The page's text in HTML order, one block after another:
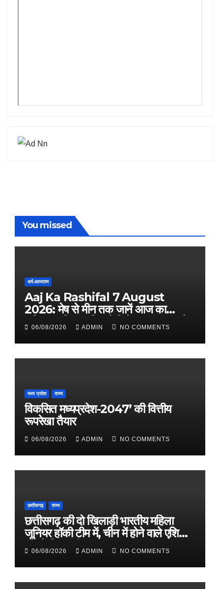
You missed
धर्म-आध्यात्म
Aaj Ka Rashifal 7 August
2026: मेष से मीन तक जानें आज का
राशिफल, किस राशि को मिलेगा धन लाभ और
किसे रहना होगा सतर्क
06/08/2026 ADMIN NO COMMENTS
मध्य प्रदेश राज्य
विकसित मध्यप्रदेश-2047’ की वित्तीय
रूपरेखा तैयार
06/08/2026 ADMIN NO COMMENTS
छत्तीसगढ़ राज्य
छत्तीसगढ़ की दो खिलाड़ी भारतीय महिला
जूनियर हॉकी टीम में, चीन में होने वाले एशिया
कप में दिखाएंगी दम
06/08/2026 ADMIN NO COMMENTS